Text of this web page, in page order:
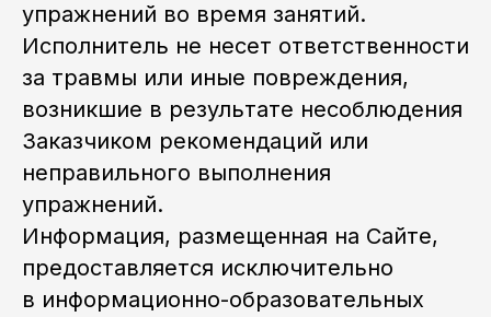
упражнений во время занятий.
Исполнитель не несет ответственности
за травмы или иные повреждения,
возникшие в результате несоблюдения
Заказчиком рекомендаций или
неправильного выполнения
упражнений.
Информация, размещенная на Сайте,
предоставляется исключительно
в информационно-образовательных